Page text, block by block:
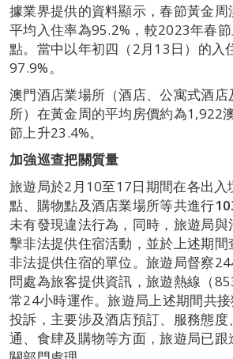
據業界提供的資料顯示，春節黃金
平均入住率為95.2%，較2023年春
點。當中以年初四（2月13日）的入
97.9%。
澳門酒店業場所（酒店、公寓式酒
所）在黃金周的平均房價約為1,922
節上升23.4%。
加強巡查把關質量
旅遊局於2月10至17日期間在各出入
點、購物點及酒店業場所等共進行
未有發現違法行為，同時，旅遊局
擊非法提供住宿活動，並於上述期
非法提供住宿的單位。旅遊局督察
問處為旅客提供資訊，旅遊熱線（
常24小時運作。旅遊局上述期間共接
投訴，主要涉及酒店預訂、服務態度
通、食肆及購物等方面，旅遊局已